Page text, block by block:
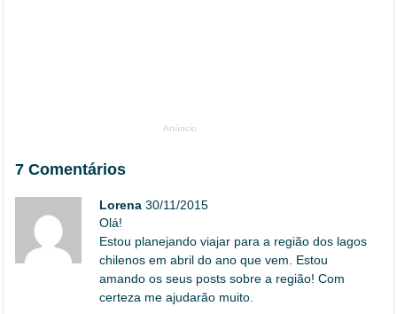
Anúncio
7 Comentários
Lorena 30/11/2015
Olá!
Estou planejando viajar para a região dos lagos
chilenos em abril do ano que vem. Estou
amando os seus posts sobre a região! Com
certeza me ajudarão muito.